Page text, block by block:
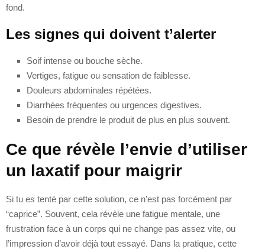
fond.
Les signes qui doivent t’alerter
Soif intense ou bouche sèche.
Vertiges, fatigue ou sensation de faiblesse.
Douleurs abdominales répétées.
Diarrhées fréquentes ou urgences digestives.
Besoin de prendre le produit de plus en plus souvent.
Ce que révèle l’envie d’utiliser
un laxatif pour maigrir
Si tu es tenté par cette solution, ce n’est pas forcément par
“caprice”. Souvent, cela révèle une fatigue mentale, une
frustration face à un corps qui ne change pas assez vite, ou
l’impression d’avoir déjà tout essayé. Dans la pratique, cette